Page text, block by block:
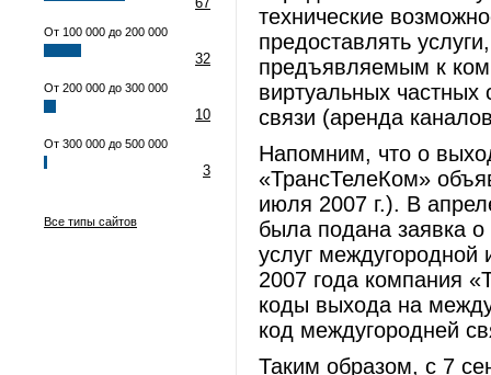
От 100 000 до 200 000
32
От 200 000 до 300 000
10
От 300 000 до 500 000
3
Все типы сайтов
технические
предоставлять
предъявляемым к
виртуальных частных
связи (аренда
Напомним, что о
«ТрансТелеКом»
июля 2007 г.). В
была подана заявка
услуг
2007 года компания
коды выхода на
код междугородней
Таким образом, с 7